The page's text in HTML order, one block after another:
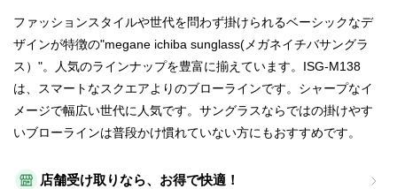
店舗受け取りなら、お得で快適！
ファッションスタイルや世代を問わず掛けられるベーシックなデ
ザインが特徴の"megane ichiba sunglass(メガネイチバサングラ
ス）"。人気のラインナップを豊富に揃えています。ISG-M138
は、スマートなスクエアよりのブローラインです。シャープなイ
メージで幅広い世代に人気です。サングラスならではの掛けやす
いブローラインは普段かけ慣れていない方にもおすすめです。